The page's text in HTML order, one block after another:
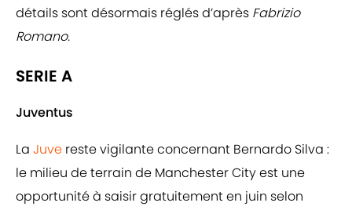
détails sont désormais réglés d’après Fabrizio
Romano.
SERIE A
Juventus
La Juve reste vigilante concernant Bernardo Silva :
le milieu de terrain de Manchester City est une
opportunité à saisir gratuitement en juin selon